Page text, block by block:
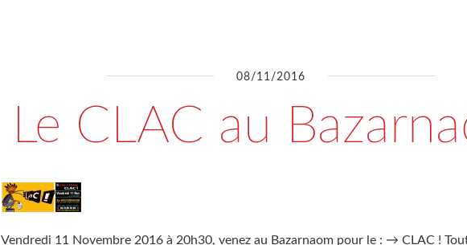
08/11/2016
Le CLAC au
Vendredi 11 Novembre 2016 à 20h30, venez au Bazarnaom pour le : → CLAC !